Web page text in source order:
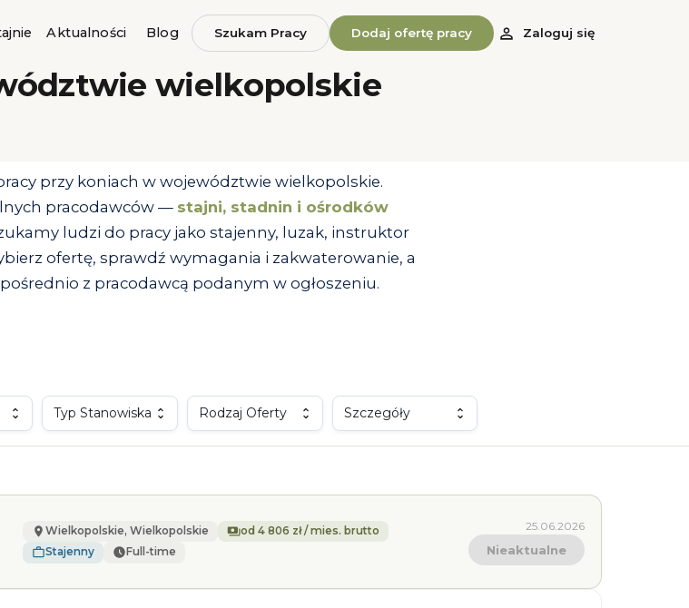
Aktualności Blog Szukam Pracy Dodaj ofertę pracy Zaloguj się
wielkopolskie
przy koniach w województwie wielkopolskie.
pracodawców — stajni, stadnin i ośrodków
ludzi do pracy jako stajenny, luzak, instruktor
ofertę, sprawdź wymagania i zakwaterowanie, a
z pracodawcą podanym w ogłoszeniu.
Typ Stanowiska Rodzaj Oferty Szczegóły
Wielkopolskie, Wielkopolskie
od 4 806 zł / mies. brutto
Stajenny
Full-time
25.06.2026
Nieaktualne